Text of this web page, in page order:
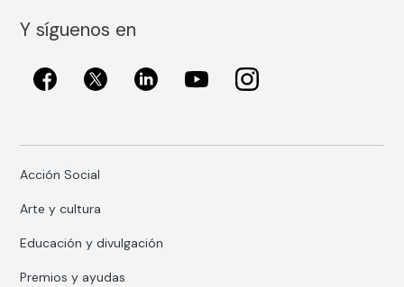
Y síguenos en
Acción Social
Arte y cultura
Educación y divulgación
Premios y ayudas